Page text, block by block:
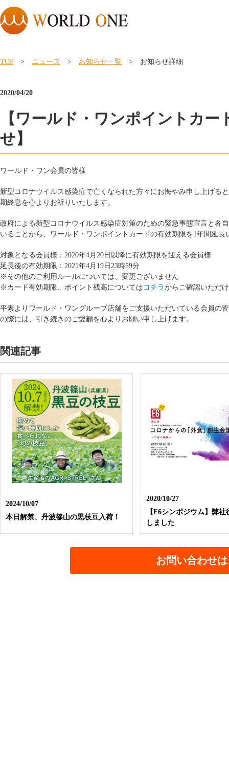
TOP> ニュース > お知らせ一覧 > お知らせ詳細
2020/04/20
【ワールド・ワンポイントカ
せ】
ワールド・ワン会員の皆様
新型コロナウイルス感染症で亡くなられた方々にお悔やみ申し上げる
期終息を心よりお祈りいたします。
政府による新型コロナウイルス感染症対策のための緊急事態宣言と各
いることから、ワールド・ワンポイントカードの有効期限を1年間延長
対象となる会員様：2020年4月20日以降に有効期限を迎える会員様
延長後の有効期限：2021年4月19日23時59分
※その他のご利用ルールについては、変更ございません
※カード有効期限、ポイント残高については コチラからご確認いただ
平素よりワールド・ワングループ店舗をご支援いただいている会員の
の際には、引き続きのご愛顧を心よりお願い申し上げます。
関連記事
2024/10/07
本日解禁、丹波篠山の黒枝豆入荷！
2020/10/27
【F6シンポジウム】弊
しました
お問い合わせ